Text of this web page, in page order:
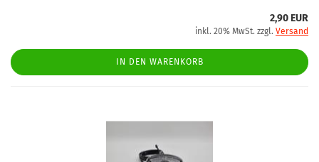
2,90 EUR
inkl. 20% MwSt. zzgl. Versand
IN DEN WARENKORB